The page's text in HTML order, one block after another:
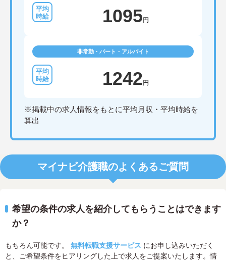
1095 円
非常勤・パート・アルバイト
1242 円
※掲載中の求人情報をもとに平均月収・平均時給を
算出
マイナビ介護職のよくあるご質問
希望の条件の求人を紹介してもらうことはできます
か？
もちろん可能です。 無料転職支援サービス にお申し込みいただく
と、ご希望条件をヒアリングした上で求人をご提案いたします。情